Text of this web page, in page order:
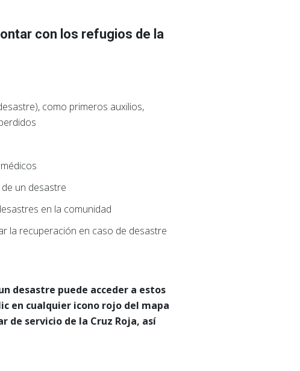
con los refugios de la
como primeros auxilios,
un desastre
en la comunidad
la recuperación en caso de desastre
desastre puede acceder a estos
en cualquier icono rojo del mapa
de servicio de la Cruz Roja, así